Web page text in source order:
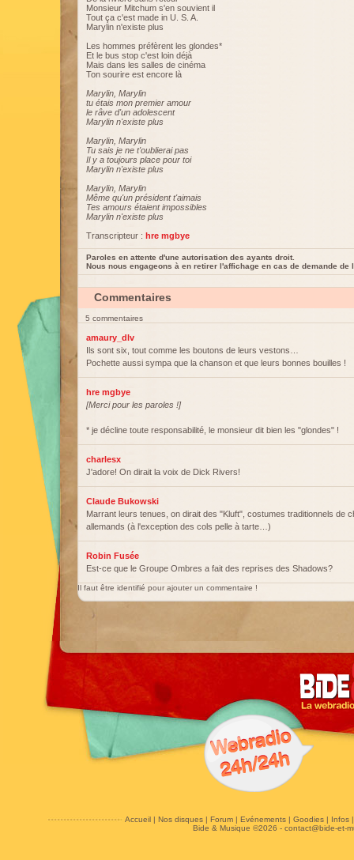
Monsieur Mitchum s'en souvient il
Tout ça c'est made in U. S. A.
Marylin n'existe plus
Les hommes préfèrent les glondes*
Et le bus stop c'est loin déjà
Mais dans les salles de cinéma
Ton sourire est encore là
Marylin, Marylin
tu étais mon premier amour
le râve d'un adolescent
Marylin n'existe plus
Marylin, Marylin
Tu sais je ne t'oublierai pas
Il y a toujours place pour toi
Marylin n'existe plus
Marylin, Marylin
Même qu'un président t'aimais
Tes amours étaient impossibles
Marylin n'existe plus
Transcripteur : hre mgbye
Paroles en attente d'une autorisation des ayants droit.
Nous nous engageons à en retirer l'affichage en cas de demande de
Commentaires
5 commentaires
amaury_dlv
Ils sont six, tout comme les boutons de leurs vestons…
Pochette aussi sympa que la chanson et que leurs bonnes bouilles !
hre mgbye
[Merci pour les paroles !]
* je décline toute responsabilité, le monsieur dit bien les "glondes" !
charlesx
J'adore! On dirait la voix de Dick Rivers!
Claude Bukowski
Marrant leurs tenues, on dirait des "Kluft", costumes traditionnels de
allemands (à l'exception des cols pelle à tarte…)
Robin Fusée
Est-ce que le Groupe Ombres a fait des reprises des Shadows?
Il faut être identifié pour ajouter un commentaire !
Accueil| Nos disques| Forum| Evénements| Goodies| Infos
Bide & Musique ©2026 - contact@bide-et-